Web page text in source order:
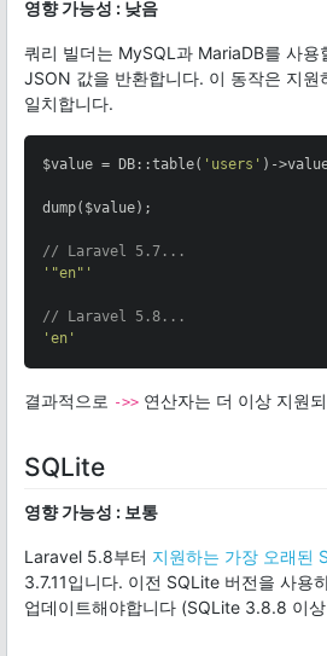
영향 가능성 : 낮음
쿼리 빌더는 MySQL과 MariaDB를 사용
JSON 값을 반환합니다. 이 동작은 지원
일치합니다.
$value = DB::table( 'users' )-
dump($value);
// Laravel 5.7...
'"en"'
// Laravel 5.8...
'en'
결과적으로 ->> 연산자는 더 이상 지원
SQLite
영향 가능성 : 보통
Laravel 5.8부터 지원하는 가장 오래된
3.7.11입니다. 이전 SQLite 버전을 사용
업데이트해야합니다 (SQLite 3.8.8 이